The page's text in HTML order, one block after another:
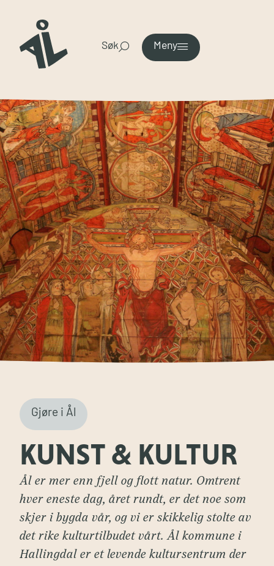
Søk Meny
Gjøre i Ål
KUNST & KULTUR
Ål er mer enn fjell og flott natur. Omtrent
hver eneste dag, året rundt, er det noe som
skjer i bygda vår, og vi er skikkelig stolte av
det rike kulturtilbudet vårt. Ål kommune i
Hallingdal er et levende kultursentrum der